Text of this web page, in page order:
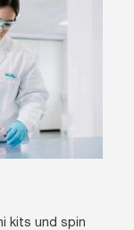
kits und spin